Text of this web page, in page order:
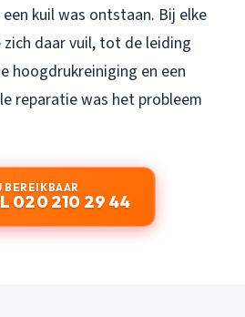
kuil was ontstaan. Bij elke
daar vuil, tot de leiding
hoogdrukreiniging en een
reparatie was het probleem
BEREIKBAAR
020 210 29 44